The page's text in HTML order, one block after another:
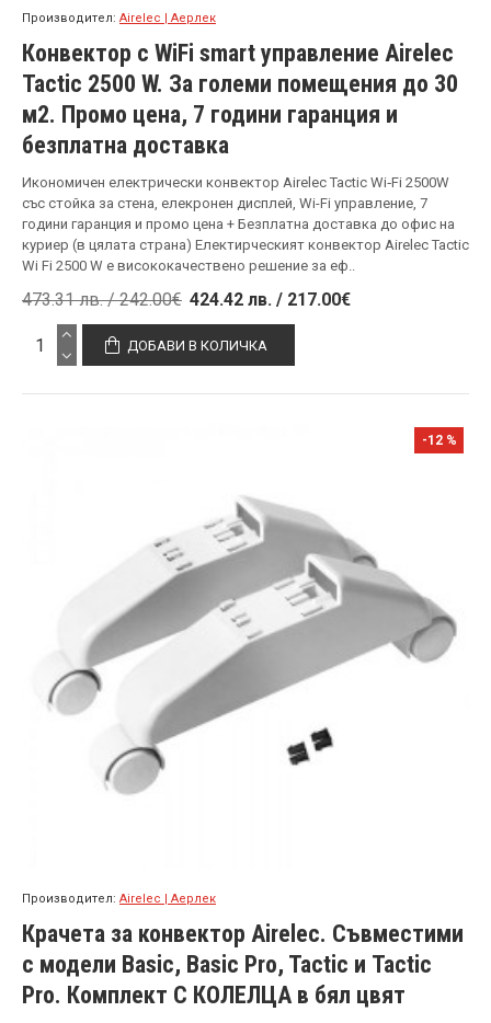
Производител: Airelec | Аерлек
Конвектор с WiFi smart управление Airelec
Tactic 2500 W. За големи помещения до 30
м2. Промо цена, 7 години гаранция и
безплатна доставка
Икономичен електрически конвектор Airelec Tactic Wi‑Fi 2500W
със стойка за стена, елекронен дисплей, Wi-Fi управление, 7
години гаранция и промо цена + Безплатна доставка до офис на
куриер (в цялата страна) Електирческият конвектор Airelec Tactic
Wi Fi 2500 W е висококачествено решение за еф..
424.42 лв. / 217.00€
473.31 лв. / 242.00€
ДОБАВИ В КОЛИЧКА
-12 %
Производител: Airelec | Аерлек
Крачета за конвектор Airelec. Съвместими
с модели Basic, Basic Pro, Tactic и Tactic
Pro. Комплект С КОЛЕЛЦА в бял цвят